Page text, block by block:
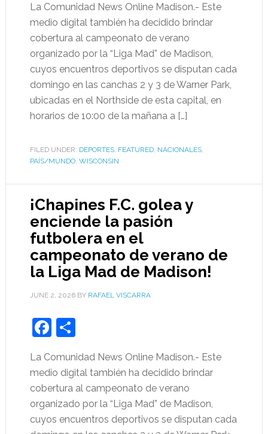
La Comunidad News Online Madison.- Este
medio digital también ha decidido brindar
cobertura al campeonato de verano
organizado por la “Liga Mad” de Madison,
cuyos encuentros deportivos se disputan cada
domingo en las canchas 2 y 3 de Warner Park,
ubicadas en el Northside de esta capital, en
horarios de 10:00 de la mañana a […]
FILED UNDER: DEPORTES, FEATURED, NACIONALES,
PAÍS/MUNDO, WISCONSIN
¡Chapines F.C. golea y
enciende la pasión
futbolera en el
campeonato de verano de
la Liga Mad de Madison!
JUNE 2, 2026BY RAFAEL VISCARRA
Facebook
Share
La Comunidad News Online Madison.- Este
medio digital también ha decidido brindar
cobertura al campeonato de verano
organizado por la “Liga Mad” de Madison,
cuyos encuentros deportivos se disputan cada